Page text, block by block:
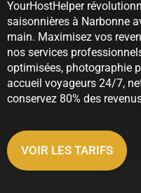
YourHostHelper
saisonnières à Narbonne
main. Maximisez vos
nos services
optimisées, photographie
accueil voyageurs 24/7,
conservez 80% des
VOIR LES TARIFS